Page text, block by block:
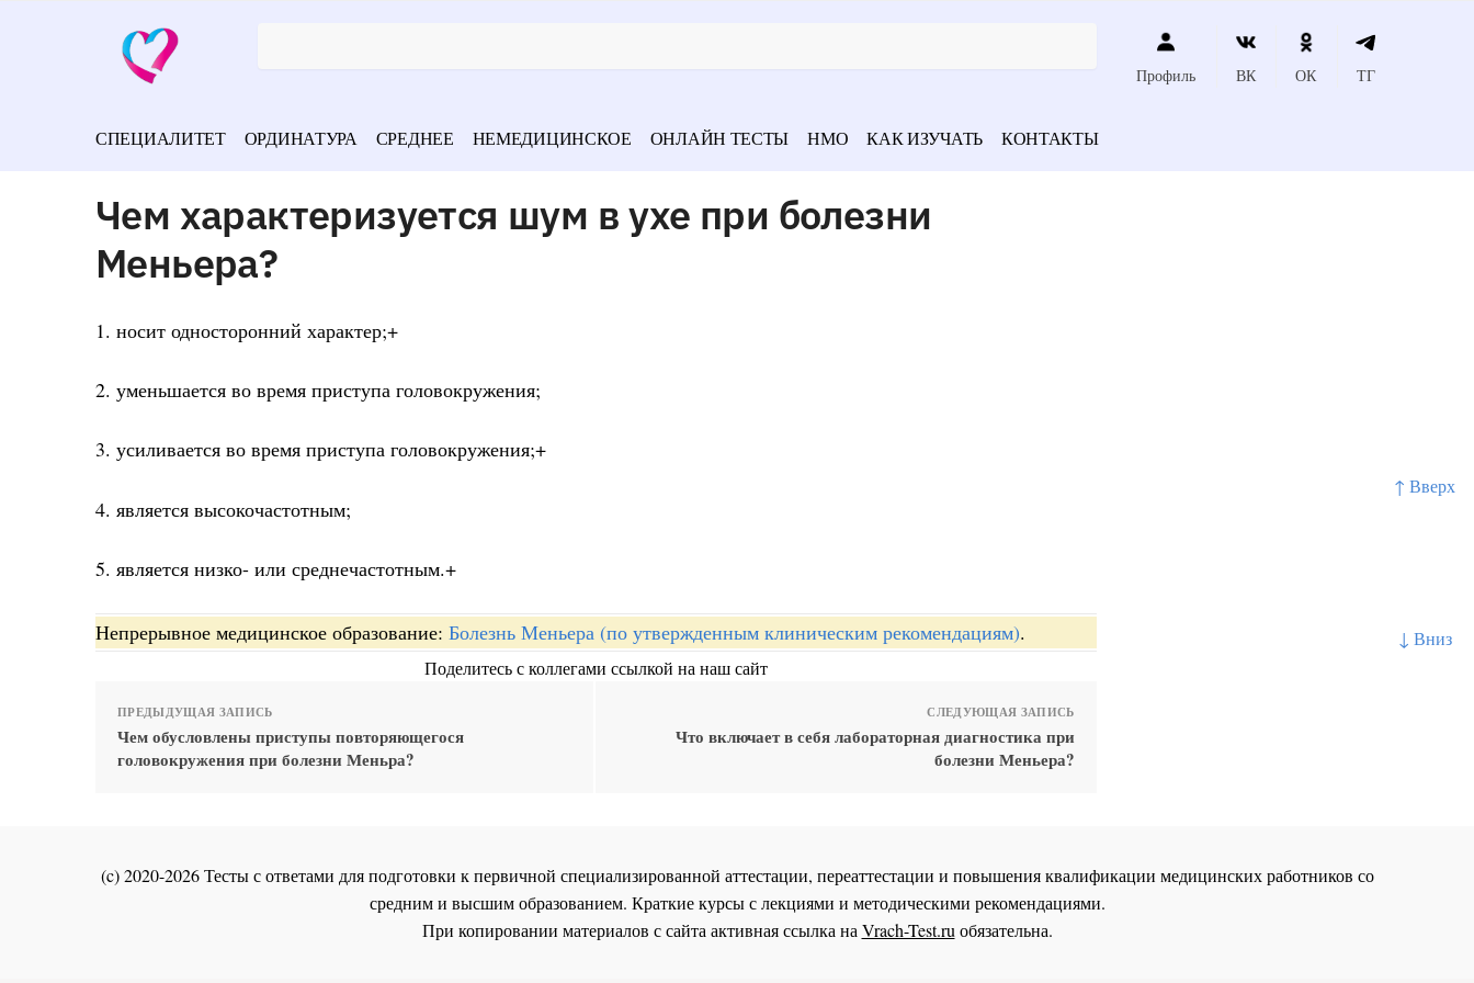
↑ Вверх
↓ Вниз
Профиль ВК ОК ТГ
СПЕЦИАЛИТЕТ ОРДИНАТУРА СРЕДНЕЕ НЕМЕДИЦИНСКОЕ ОНЛАЙН ТЕСТЫ НМО КАК ИЗУЧАТЬ КОНТАКТЫ
Чем характеризуется шум в ухе при болезни
Меньера?
1. носит односторонний характер;+
2. уменьшается во время приступа головокружения;
3. усиливается во время приступа головокружения;+
4. является высокочастотным;
5. является низко- или среднечастотным.+
Непрерывное медицинское образование: Болезнь Меньера (по утвержденным клиническим рекомендациям).
Поделитесь с коллегами ссылкой на наш сайт
ПРЕДЫДУЩАЯ ЗАПИСЬ
Чем обусловлены приступы повторяющегося
головокружения при болезни Меньра?
СЛЕДУЮЩАЯ ЗАПИСЬ
Что включает в себя лабораторная диагностика при
болезни Меньера?
(c) 2020-2026 Тесты с ответами для подготовки к первичной специализированной аттестации, переаттестации и повышения квалификации медицинских работников со
средним и высшим образованием. Краткие курсы с лекциями и методическими рекомендациями.
При копировании материалов с сайта активная ссылка на Vrach-Test.ru обязательна.